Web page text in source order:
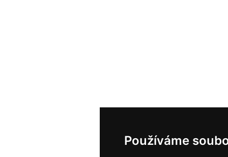
Používáme